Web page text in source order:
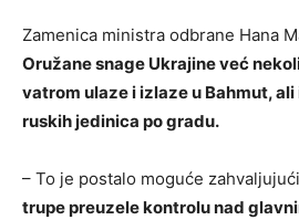
Zamenica ministra odbrane Hana
Oružane snage Ukrajine već
vatrom ulaze i izlaze u Bahmut,
ruskih jedinica po gradu.
– To je postalo moguće
trupe preuzele kontrolu nad